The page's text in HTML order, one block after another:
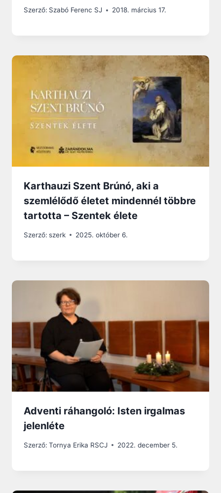
Szerző: Szabó Ferenc SJ 2018. március 17.
Karthauzi Szent Brúnó, aki a
szemlélődő életet mindennél többre
tartotta – Szentek élete
Szerző: szerk 2025. október 6.
Adventi ráhangoló: Isten irgalmas
jelenléte
Szerző: Tornya Erika RSCJ 2022. december 5.